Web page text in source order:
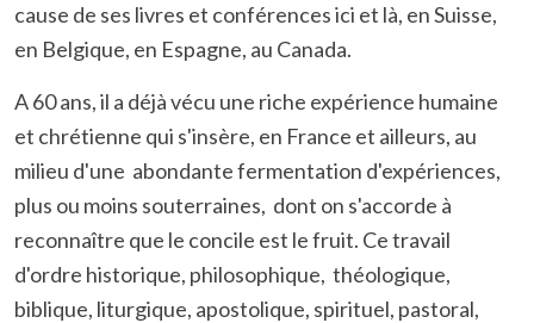
cause de ses livres et conférences ici et là, en Suisse,
en Belgique, en Espagne, au Canada.
A 60 ans, il a déjà vécu une riche expérience humaine
et chrétienne qui s'insère, en France et ailleurs, au
milieu d'une abondante fermentation d'expériences,
plus ou moins souterraines, dont on s'accorde à
reconnaître que le concile est le fruit. Ce travail
d'ordre historique, philosophique, théologique,
biblique, liturgique, apostolique, spirituel, pastoral,